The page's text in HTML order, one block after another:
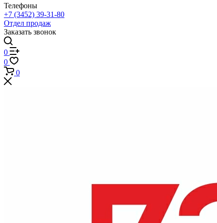
Телефоны
+7 (3452) 39-31-80
Отдел продаж
Заказать звонок
0
0
0